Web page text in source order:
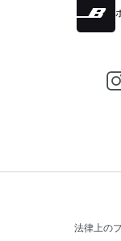
法律上の